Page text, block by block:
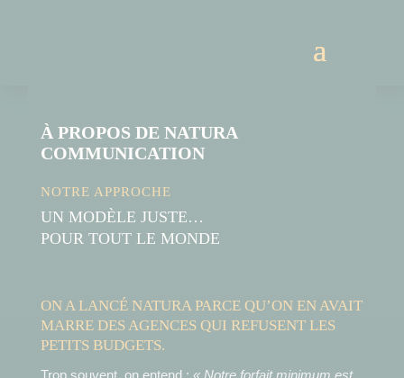
À PROPOS DE NATURA
COMMUNICATION
NOTRE APPROCHE
UN MODÈLE JUSTE…
POUR TOUT LE MONDE
ON A LANCÉ NATURA PARCE QU’ON EN AVAIT
MARRE DES AGENCES QUI REFUSENT LES
PETITS BUDGETS.
Trop souvent, on entend : « Notre forfait minimum est